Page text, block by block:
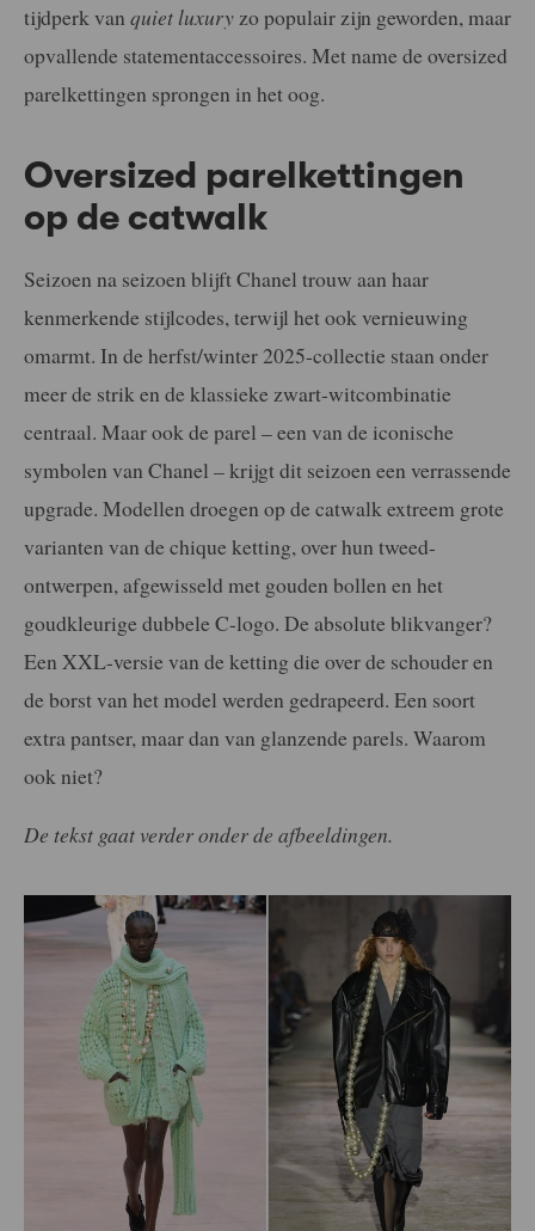
tijdperk van quiet luxury zo populair zijn geworden, maar
opvallende statementaccessoires. Met name de oversized
parelkettingen sprongen in het oog.
Oversized parelkettingen
op de catwalk
Seizoen na seizoen blijft Chanel trouw aan haar
kenmerkende stijlcodes, terwijl het ook vernieuwing
omarmt. In de herfst/winter 2025-collectie staan onder
meer de strik en de klassieke zwart-witcombinatie
centraal. Maar ook de parel – een van de iconische
symbolen van Chanel – krijgt dit seizoen een verrassende
upgrade. Modellen droegen op de catwalk extreem grote
varianten van de chique ketting, over hun tweed-
ontwerpen, afgewisseld met gouden bollen en het
goudkleurige dubbele C-logo. De absolute blikvanger?
Een XXL-versie van de ketting die over de schouder en
de borst van het model werden gedrapeerd. Een soort
extra pantser, maar dan van glanzende parels. Waarom
ook niet?
De tekst gaat verder onder de afbeeldingen.